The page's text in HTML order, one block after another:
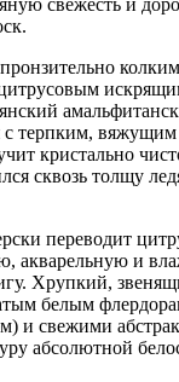
свежесть и
с терпким,
кристально
сквозь толщу
переводит
акварельную и
Хрупкий,
белым
и свежими
абсолютной